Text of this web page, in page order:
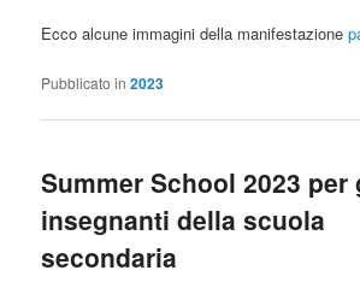
Ecco alcune immagini della manifestazione
Pubblicato in 2023
Summer School 2023 per
insegnanti della scuola
secondaria